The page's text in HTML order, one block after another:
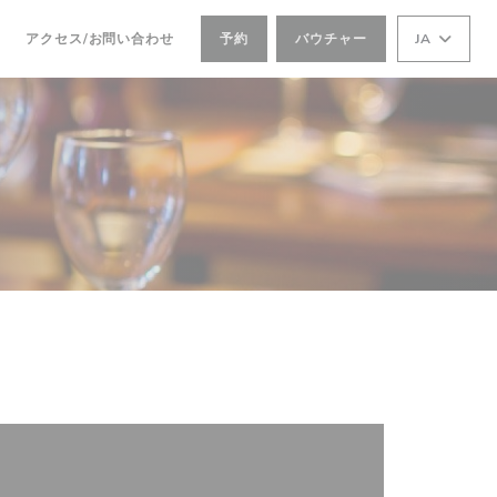
いウィンドウで開きます))
((新しいウィンドウで開きます))
アクセス/お問い合わせ 予約 バウチャー JA